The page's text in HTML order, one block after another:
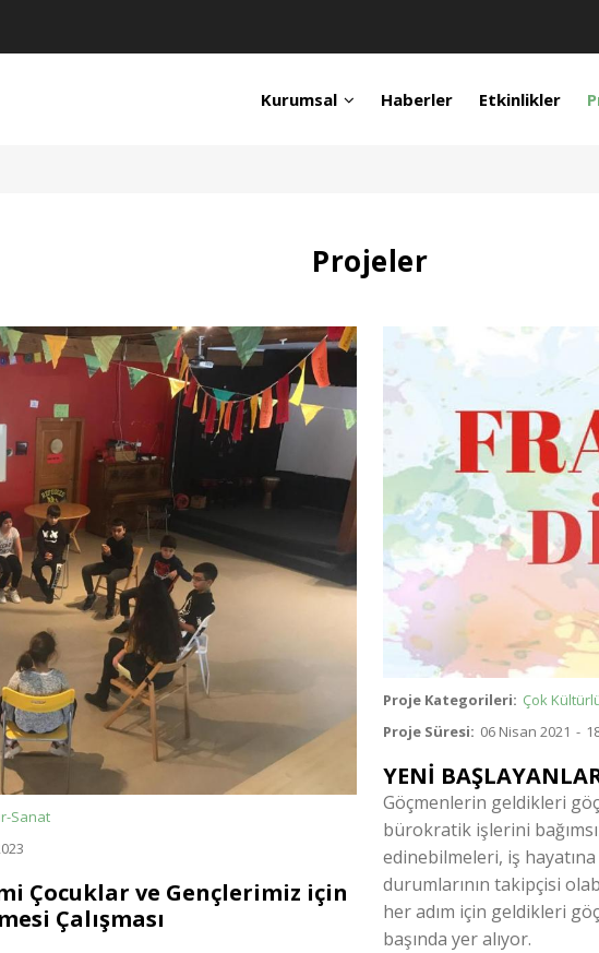
Kurumsal Haberler Etkinlikler
Projeler
Sanat
Çocuklar ve Gençlerimiz için
Çalışması
Görsel
Proje Kategorileri Çok
Proje Süresi
06 Nisan 2021 -
YENİ
Göçmenlerin geldikleri
bürokratik işlerini
edinebilmeleri, iş
durumlarının takipçisi
her adım için geldikleri
başında yer alıyor.